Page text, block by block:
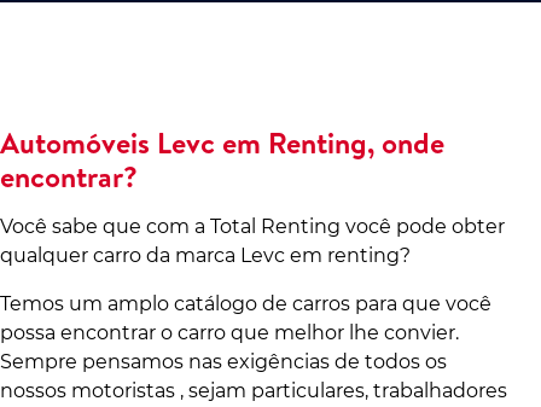
Automóveis Levc em Renting, onde
encontrar?
Você sabe que com a Total Renting você pode obter
qualquer carro da marca Levc em renting?
Temos um amplo catálogo de carros para que você
possa encontrar o carro que melhor lhe convier.
Sempre pensamos nas exigências de todos os
nossos motoristas , sejam particulares, trabalhadores